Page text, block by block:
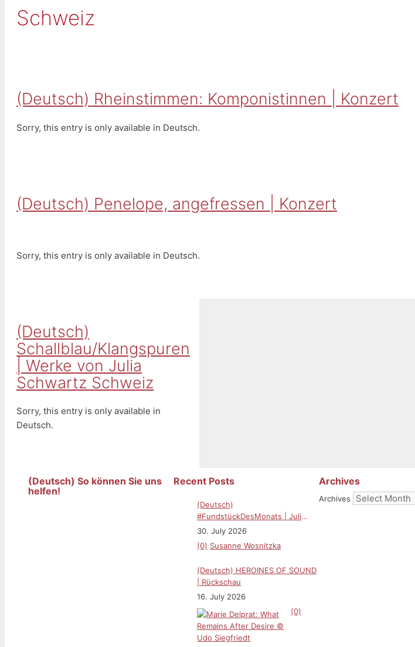
Schweiz
(Deutsch) Rheinstimmen: Komponistinnen | Konzert
Sorry, this entry is only available in Deutsch.
(Deutsch) Penelope, angefressen | Konzert
Sorry, this entry is only available in Deutsch.
(Deutsch)
Schallblau/Klangspuren
| Werke von Julia
Schwartz Schweiz
Sorry, this entry is only available in
Deutsch.
(Deutsch) So können Sie uns
helfen!
Recent Posts
(Deutsch)
#FundstückDesMonats | Juli
2026
30. July 2026
(0) Susanne Wosnitzka
(Deutsch) HEROINES OF SOUND
| Rückschau
16. July 2026
(0)
Archives
Archives